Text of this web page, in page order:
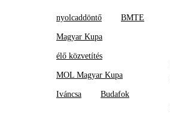
nyolcaddöntő BMTE
Magyar Kupa
élő közvetítés
MOL Magyar Kupa
Iváncsa Budafok